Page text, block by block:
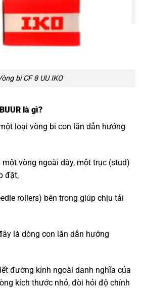
bi CF 8 UU IKO
là gì?
loại vòng bi con lăn dẫn hướng
một vòng ngoài dày, một trục (stud)
đặt,
rollers) bên trong giúp chịu tải
là dòng con lăn dẫn hướng
đường kính ngoài danh nghĩa của
kích thước nhỏ, đòi hỏi độ chính